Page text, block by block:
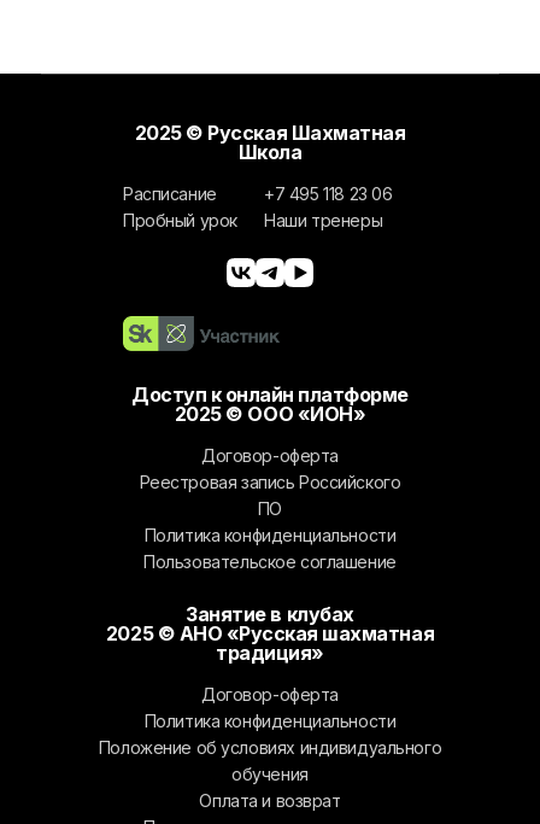
2025 © Русская Шахматная
Школа
+7 495 118 23 06
Наши тренеры
Расписание
Пробный урок
Доступ к онлайн платформе
2025 © ООО «ИОН»
Договор-оферта
Реестровая запись Российского
ПО
Политика конфиденциальности
Пользовательское соглашение
Занятие в клубах
2025 © АНО «Русская шахматная
традиция»
Договор-оферта
Политика конфиденциальности
Положение об условиях индивидуального
обучения
Оплата и возврат